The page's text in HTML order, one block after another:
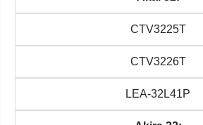
CTV3225T
CTV3226T
LEA-32L41P